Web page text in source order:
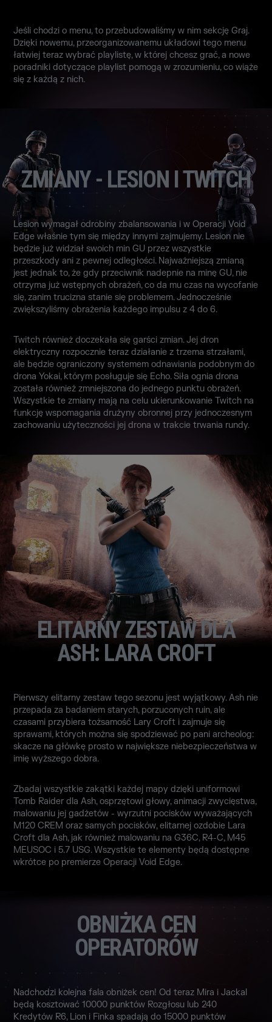
Jeśli chodzi o menu, to przebudowaliśmy w nim sekcję Graj.
Dzięki nowemu, przeorganizowanemu układowi tego menu
łatwiej teraz wybrać playlistę, w której chcesz grać, a nowe
poradniki dotyczące playlist pomogą w zrozumieniu, co wiąże
się z każdą z nich.
ZMIANY - LESION I TWITCH
Lesion wymagał odrobiny zbalansowania i w Operacji Void
Edge właśnie tym się między innymi zajmujemy. Lesion nie
będzie już widział swoich min GU przez wszystkie
przeszkody ani z pewnej odległości. Najważniejszą zmianą
jest jednak to, że gdy przeciwnik nadepnie na minę GU, nie
otrzyma już wstępnych obrażeń, co da mu czas na wycofanie
się, zanim trucizna stanie się problemem. Jednocześnie
zwiększyliśmy obrażenia każdego impulsu z 4 do 6.
Twitch również doczekała się garści zmian. Jej dron
elektryczny rozpocznie teraz działanie z trzema strzałami,
ale będzie ograniczony systemem odnawiania podobnym do
drona Yokai, którym posługuje się Echo. Siła ognia drona
została również zmniejszona do jednego punktu obrażeń.
Wszystkie te zmiany mają na celu ukierunkowanie Twitch na
funkcję wspomagania drużyny obronnej przy jednoczesnym
zachowaniu użyteczności jej drona w trakcie trwania rundy.
ELITARNY ZESTAW DLA
ASH: LARA CROFT
Pierwszy elitarny zestaw tego sezonu jest wyjątkowy. Ash nie
przepada za badaniem starych, porzuconych ruin, ale
czasami przybiera tożsamość Lary Croft i zajmuje się
sprawami, których można się spodziewać po pani archeolog:
skacze na główkę prosto w największe niebezpieczeństwa w
imię wyższego dobra.
Zbadaj wszystkie zakątki każdej mapy dzięki uniformowi
Tomb Raider dla Ash, osprzętowi głowy, animacji zwycięstwa,
malowaniu jej gadżetów - wyrzutni pocisków wyważających
M120 CREM oraz samych pocisków, elitarnej ozdobie Lara
Croft dla Ash, jak również malowaniu na G36C, R4-C, M45
MEUSOC i 5.7 USG. Wszystkie te elementy będą dostępne
wkrótce po premierze Operacji Void Edge.
OBNIŻKA CEN
OPERATORÓW
Nadchodzi kolejna fala obniżek cen! Od teraz Mira i Jackal
będą kosztować 10000 punktów Rozgłosu lub 240
Kredytów R6, Lion i Finka spadają do 15000 punktów